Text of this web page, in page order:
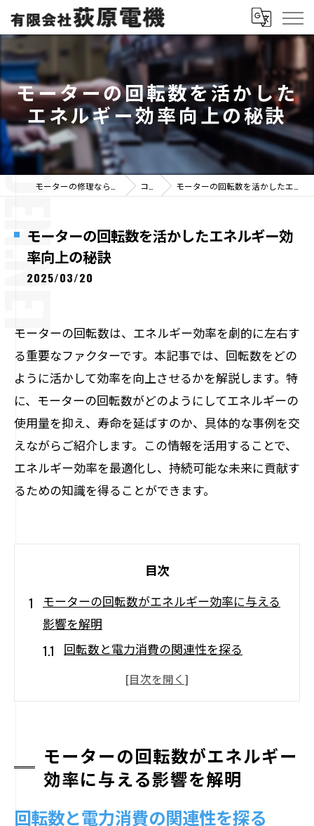
モーターの回転数を活かした
エネルギー効率向上の秘訣
コラム モーターの回転数を活かしたエネルギー効率向上の秘訣
モーターの回転数を活かしたエネルギー効
率向上の秘訣
2025/03/20
モーターの回転数は、エネルギー効率を劇的に左右す
る重要なファクターです。本記事では、回転数をどの
ように活かして効率を向上させるかを解説します。特
に、モーターの回転数がどのようにしてエネルギーの
使用量を抑え、寿命を延ばすのか、具体的な事例を交
えながらご紹介します。この情報を活用することで、
エネルギー効率を最適化し、持続可能な未来に貢献す
るための知識を得ることができます。
目次
モーターの回転数がエネルギー効率に与える
影響を解明
回転数と電力消費の関連性を探る
モーターの効率性における回転数の重要
性
コツ
異なる回転数がモーターの性能に与える
影響
適切な回転数がもたらす環境への貢献
モーターの回転数がエネルギー
効率に与える影響を解明
回転数と電力消費の関連性を探る